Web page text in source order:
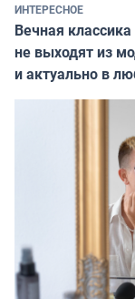
ИНТЕРЕСНОЕ
Вечная
не выходят из
и актуально в